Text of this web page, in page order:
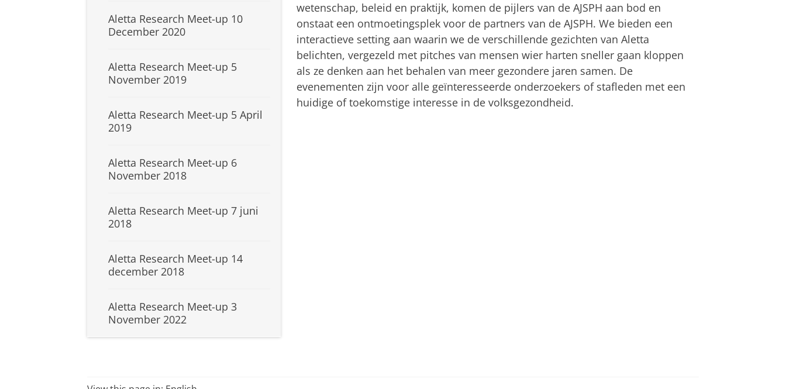
Aletta Research Meet-up 10
December 2020
Aletta Research Meet-up 5
November 2019
Aletta Research Meet-up 5 April
2019
Aletta Research Meet-up 6
November 2018
Aletta Research Meet-up 7 juni
2018
Aletta Research Meet-up 14
december 2018
Aletta Research Meet-up 3
November 2022
wetenschap, beleid en praktijk, komen de pijlers van de AJSPH aan bod en
onstaat een ontmoetingsplek voor de partners van de AJSPH. We bieden een
interactieve setting aan waarin we de verschillende gezichten van Aletta
belichten, vergezeld met pitches van mensen wier harten sneller gaan kloppen
als ze denken aan het behalen van meer gezondere jaren samen. De
evenementen zijn voor alle geïnteresseerde onderzoekers of stafleden met een
huidige of toekomstige interesse in de volksgezondheid.